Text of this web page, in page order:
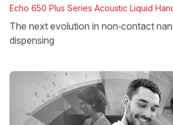
Echo 650 Plus Series Acoustic Liquid
The next evolution in non‑contact
dispensing